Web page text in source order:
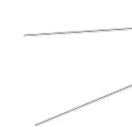
Contact